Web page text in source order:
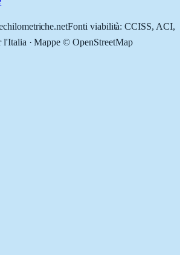
Fonti viabilità: CCISS, ACI,
· Mappe © OpenStreetMap